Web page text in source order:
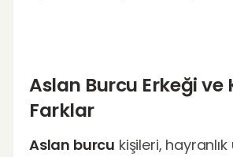
Aslan Burcu Erkeği ve
Farklar
Aslan burcu kişileri,